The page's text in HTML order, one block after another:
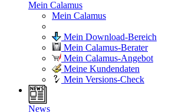
Mein Calamus
Mein Calamus
Mein Download-Bereich
Mein Calamus-Berater
Mein Calamus-Angebot
Meine Kundendaten
Mein Versions-Check
News